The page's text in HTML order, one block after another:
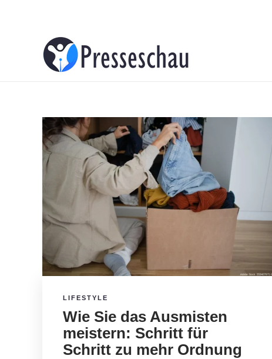
LIFESTYLE
Wie Sie das Ausmisten
meistern: Schritt für
Schritt zu mehr Ordnung